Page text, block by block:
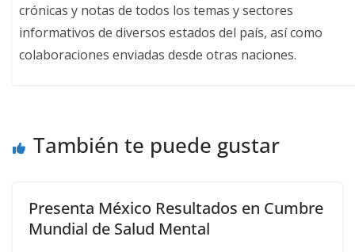
crónicas y notas de todos los temas y sectores
informativos de diversos estados del país, así como
colaboraciones enviadas desde otras naciones.
También te puede gustar
Presenta México Resultados en Cumbre
Mundial de Salud Mental